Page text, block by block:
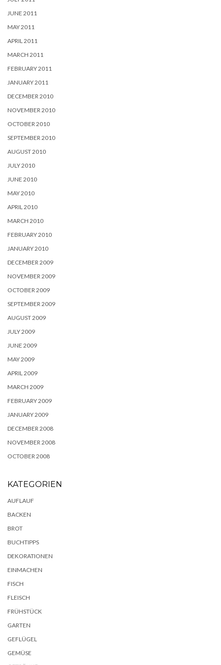
JUNE 2011
MAY 2011
APRIL 2011
MARCH 2011
FEBRUARY 2011
JANUARY 2011
DECEMBER 2010
NOVEMBER 2010
OCTOBER 2010
SEPTEMBER 2010
AUGUST 2010
JULY 2010
JUNE 2010
MAY 2010
APRIL 2010
MARCH 2010
FEBRUARY 2010
JANUARY 2010
DECEMBER 2009
NOVEMBER 2009
OCTOBER 2009
SEPTEMBER 2009
AUGUST 2009
JULY 2009
JUNE 2009
MAY 2009
APRIL 2009
MARCH 2009
FEBRUARY 2009
JANUARY 2009
DECEMBER 2008
NOVEMBER 2008
OCTOBER 2008
KATEGORIEN
AUFLAUF
BACKEN
BROT
BUCHTIPPS
DEKORATIONEN
EINMACHEN
FISCH
FLEISCH
FRÜHSTÜCK
GARTEN
GEFLÜGEL
GEMÜSE